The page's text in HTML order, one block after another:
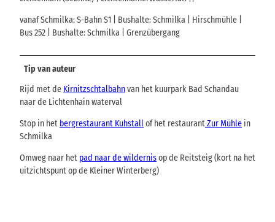
vanaf Schmilka: S-Bahn S1 | Bushalte: Schmilka | Hirschmühle |
Bus 252 | Bushalte: Schmilka | Grenzübergang
Tip van auteur
Rijd met de Kirnitzschtalbahnvan het kuurpark Bad Schandau
naar de Lichtenhain waterval
Stop in het bergrestaurant Kuhstallof het restaurantZur Mühle in
Schmilka
Omweg naar het pad naar de wildernisop de Reitsteig (kort na het
uitzichtspunt op de Kleiner Winterberg)